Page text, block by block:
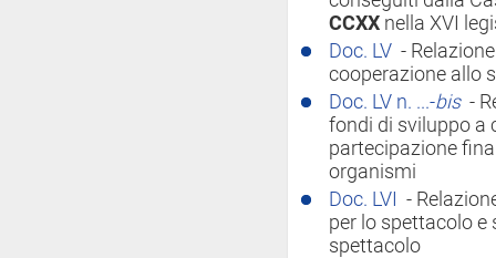
CCXX nella XVI
Doc. LV -
cooperazione allo
Doc. LV n. ...-bis -
fondi di sviluppo a
partecipazione
organismi
Doc. LVI
-
per lo spettacolo
spettacolo